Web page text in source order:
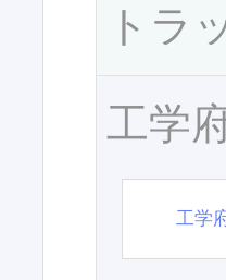
トラ
工学
工学